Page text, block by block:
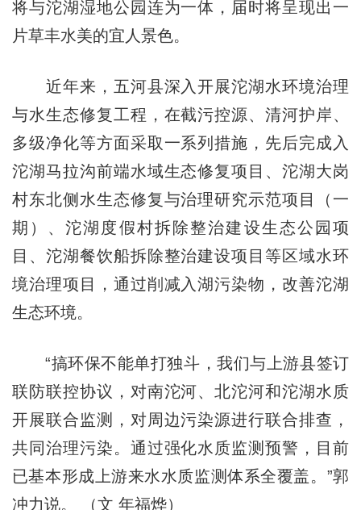
将与沱湖湿地公园连为一体，届时将呈现出一
片草丰水美的宜人景色。
近年来，五河县深入开展沱湖水环境治理
与水生态修复工程，在截污控源、清河护岸、
多级净化等方面采取一系列措施，先后完成入
沱湖马拉沟前端水域生态修复项目、沱湖大岗
村东北侧水生态修复与治理研究示范项目（一
期）、沱湖度假村拆除整治建设生态公园项
目、沱湖餐饮船拆除整治建设项目等区域水环
境治理项目，通过削减入湖污染物，改善沱湖
生态环境。
“搞环保不能单打独斗，我们与上游县签订
联防联控协议，对南沱河、北沱河和沱湖水质
开展联合监测，对周边污染源进行联合排查，
共同治理污染。通过强化水质监测预警，目前
已基本形成上游来水水质监测体系全覆盖。”郭
冲力说。 （文 年福烨）